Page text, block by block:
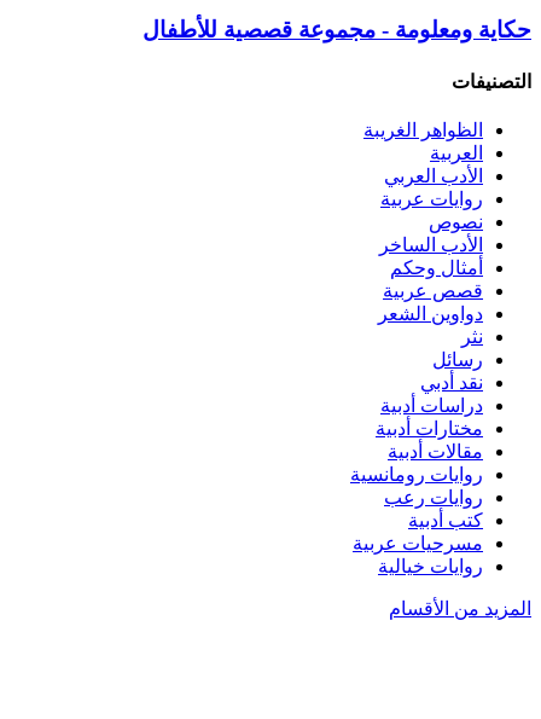
حكاية ومعلومة - مجموعة قصصية للأطفال
التصنيفات
الظواهر الغريبة‏
العربية
الأدب العربي
روايات عربية
نصوص
الأدب الساخر
أمثال وحكم
قصص عربية
دواوين الشعر
نثر
رسائل
نقد أدبي
دراسات أدبية
مختارات أدبية
مقالات أدبية
روايات رومانسية
روايات رعب
كتب أدبية
مسرحيات عربية
روايات خيالية
المزيد من الأقسام